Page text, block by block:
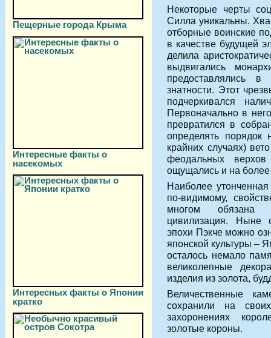
Пещерные города Крыма
Интересные факты о
насекомых
Интересных факты о Японии
кратко
Некоторые черты
Силла уникальны.
отборные воинские
в качестве будущей
делила
выдвигались
предоставлялись в
знатности. Этот
подчеркивался
Первоначально в
превратился в
определять порядок
крайних случаях)
феодальных
ощущались и на более
Наиболее
по-видимому,
многом обязана
цивилизация. Ныне
эпохи Пэкче можно
японской культуры –
осталось немало
великолепные
изделия из золота,
Величественные
сохранили на
захоронениях
золотые короны.